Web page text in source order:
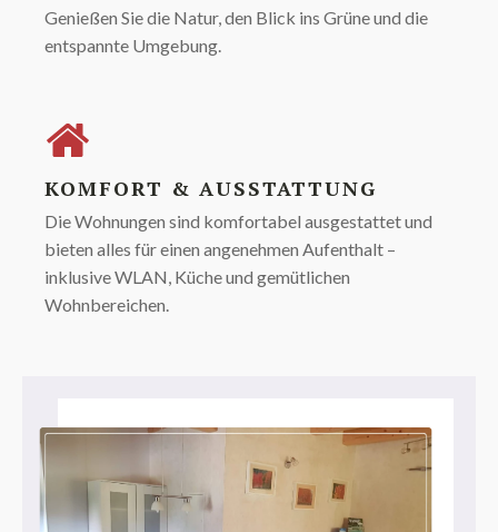
Genießen Sie die Natur, den Blick ins Grüne und die
entspannte Umgebung.
KOMFORT & AUSSTATTUNG
Die Wohnungen sind komfortabel ausgestattet und
bieten alles für einen angenehmen Aufenthalt –
inklusive WLAN, Küche und gemütlichen
Wohnbereichen.